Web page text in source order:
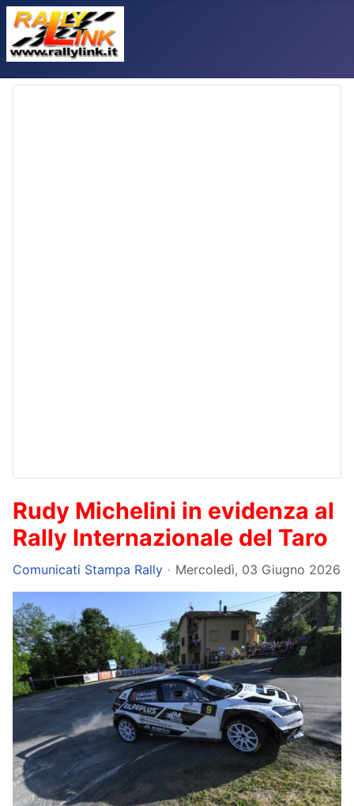
Rudy Michelini in evidenza al
Rally Internazionale del Taro
Comunicati Stampa Rally Mercoledì, 03 Giugno 2026